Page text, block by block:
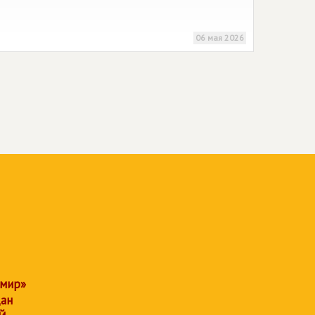
06 мая 2026